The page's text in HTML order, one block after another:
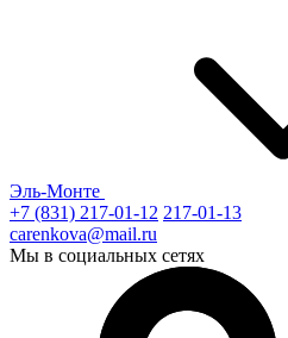
Эль-Монте
+7 (831) 217-01-12 217-01-13
carenkova@mail.ru
Мы в социальных сетях